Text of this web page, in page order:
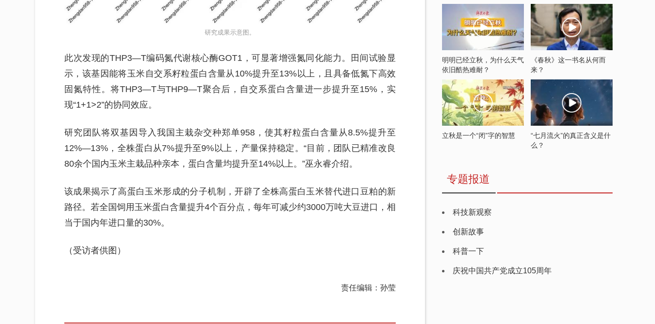
研究成果示意图。
此次发现的THP3—T编码氮代谢核心酶GOT1，可显著增强氮同化能力。田间试验显
示，该基因能将玉米自交系籽粒蛋白含量从10%提升至13%以上，且具备低氮下高效
固氮特性。将THP3—T与THP9—T聚合后，自交系蛋白含量进一步提升至15%，实
现“1+1>2”的协同效应。
研究团队将双基因导入我国主栽杂交种郑单958，使其籽粒蛋白含量从8.5%提升至
12%—13%，全株蛋白从7%提升至9%以上，产量保持稳定。“目前，团队已精准改良
80余个国内玉米主栽品种亲本，蛋白含量均提升至14%以上。”巫永睿介绍。
该成果揭示了高蛋白玉米形成的分子机制，开辟了全株高蛋白玉米替代进口豆粕的新
路径。若全国饲用玉米蛋白含量提升4个百分点，每年可减少约3000万吨大豆进口，相
当于国内年进口量的30%。
（受访者供图）
责任编辑：孙莹
明明已经立秋，为什么天气
依旧酷热难耐？
《春秋》这一书名从何而
来？
立秋是一个“闭”字的智慧
“七月流火”的真正含义是什
么？
专题报道
科技新观察
创新故事
科普一下
庆祝中国共产党成立105周年